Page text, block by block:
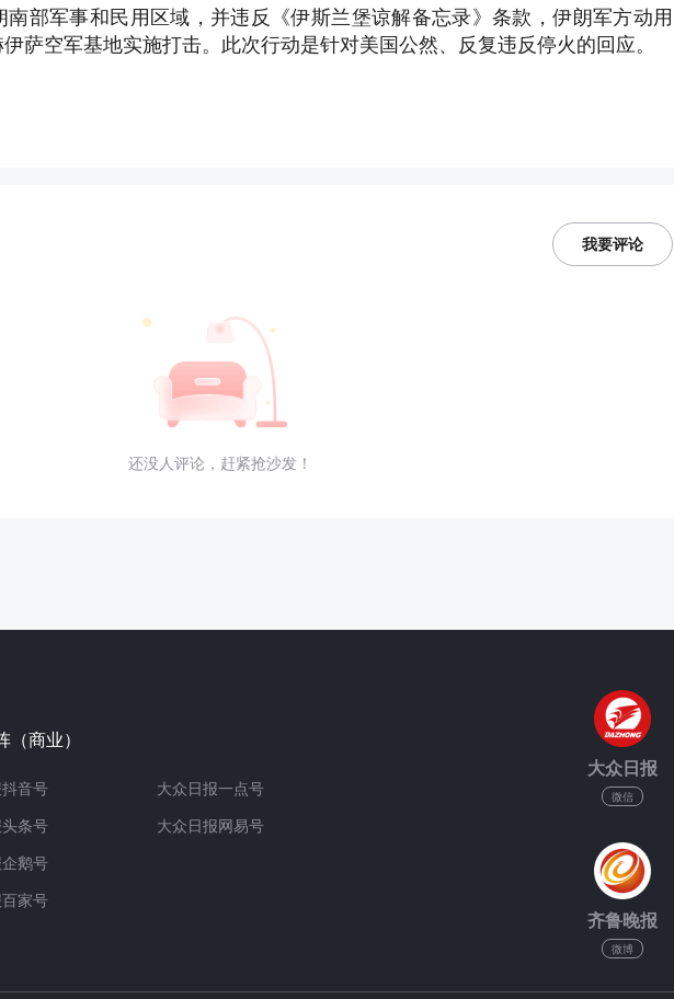
部军事和民用区域，并违反《伊斯兰堡谅解备忘录》条款，伊朗军方动用
萨空军基地实施打击。此次行动是针对美国公然、反复违反停火的回应。
我要评论
还没人评论，赶紧抢沙发！
（商业）
音号
条号
鹅号
家号
大众日报一点号
大众日报网易号
大众日报
微信
齐鲁晚报
微博